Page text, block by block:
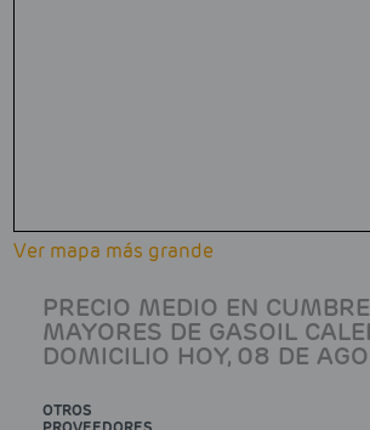
Ver mapa más grande
PRECIO MEDIO EN
MAYORES DE GASOIL
DOMICILIO HOY, 08 DE
OTROS